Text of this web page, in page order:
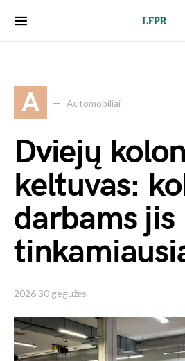
A Automobiliai
Dviejų
keltuvas:
darbams jis
2026 30 gegužės